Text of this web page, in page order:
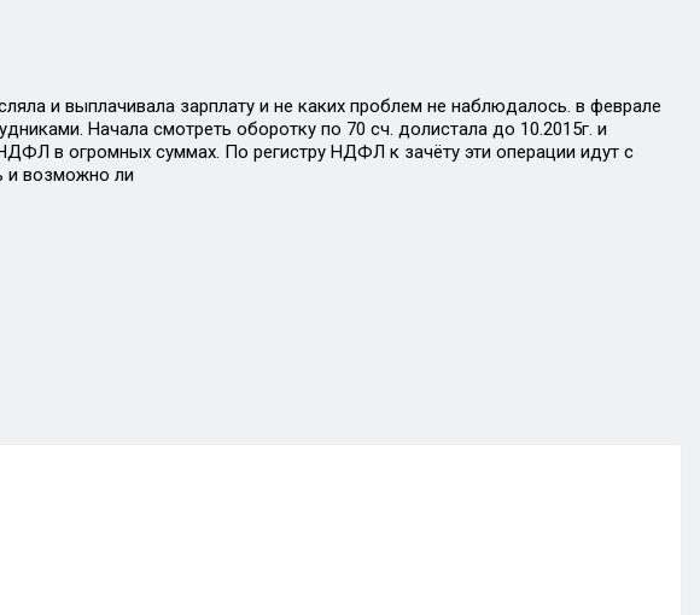
и выплачивала зарплату и не каких проблем не наблюдалось. в феврале
Начала смотреть оборотку по 70 сч. долистала до 10.2015г. и
в огромных суммах. По регистру НДФЛ к зачёту эти операции идут с
и возможно ли